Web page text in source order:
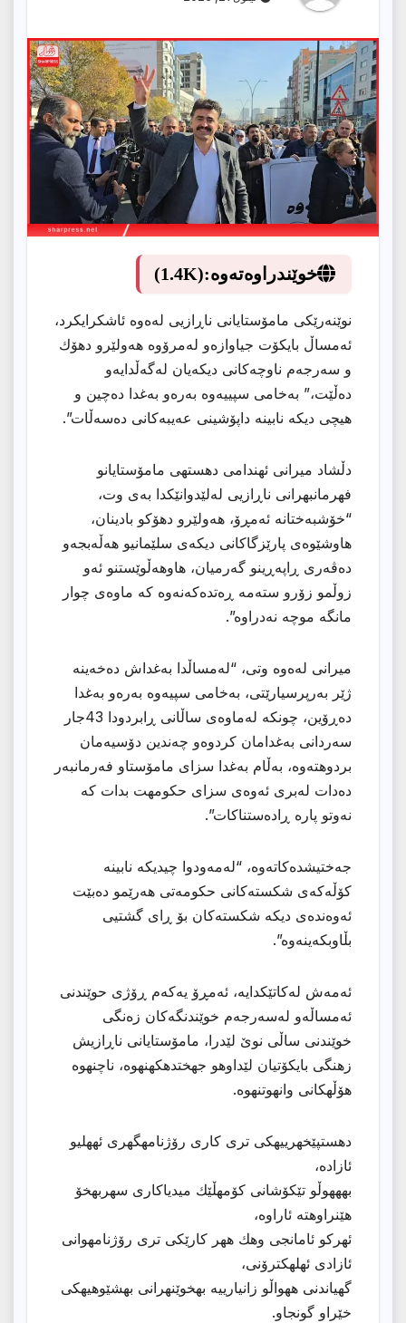
خوێندراوەتەوە:(1.4K)
نوێنەرێكی مامۆستایانی ناڕازیی لەەوە ئاشكرایكرد،
ئەمساڵ بایكۆت جیاوازەو لەمرۆوە هەولێرو دهۆك
و سەرجەم ناوچەكانی دیكەیان لەگەڵدایەو
دەڵێت،” بەخامی سپییەوە بەرەو بەغدا دەچین و
هیچی دیكە نابینە داپۆشینی عەیبەكانی دەسەڵات”.
دڵشاد میرانی ئهندامى دهستهى مامۆستایانو
فهرمانبهرانى ناڕازیی لەلێدوانێكدا بەی وت،
“خۆشبەختانە ئەمڕۆ، هەولێرو دهۆكو بادینان،
هاوشێوەی پارێزگاكانی دیكەی سلێمانیو هەڵەبجەو
دەڤەری ڕاپەڕینو گەرمیان، هاوهەڵوێستنو ئەو
زوڵمو زۆرو ستەمە ڕەتدەكەنەوە كە ماوەی چوار
مانگە موچە نەدراوە”.
میرانى لەەوە وتى، “لەمساڵدا بەغداش دەخەینە
ژێر بەرپرسیارێتی، بەخامی سپیەوە بەرەو بەغدا
دەڕۆین، چونكە لەماوەی ساڵانی ڕابردودا 43جار
سەردانی بەغدامان كردوەو چەندین دۆسیەمان
بردوهتەوە، بەڵام بەغدا سزای مامۆستاو فەرمانبەر
دەدات لەبری ئەوەی سزاى حكومهت بدات كه
نەوتو پارە ڕادەستناكات”.
جەختیشدەكاتەوە، “لەمەودوا چیدیكە نابینە
كۆڵەكەی شكستەكانی حكومەتی هەرێمو دەبێت
ئەوەندەی دیكە شكستەكان بۆ ڕای گشتیی
بڵاوبكەینەوە”.
ئەمەش لەكاتێكدایە، ئەمڕۆ یەكەم ڕۆژی حوێندنی
ئەمساڵەو لەسەرجەم خوێندنگەكان زەنگی
خوێندنی ساڵی نوێ لێدرا، مامۆستایانى ناڕازیش
زهنگى بایكۆتیان لێداوهو جهختدهكهنهوه، ناچنهوه
هۆڵهكانى وانهوتنهوه.
دهستپێخهرییهكی تری كاری رۆژنامهگهری ئههلیو
ئازاده،
بهههوڵو تێكۆشانی كۆمهڵێك میدیاكاری سهربهخۆ
هێنراوهته ئاراوه،
ئهركو ئامانجی وهك ههر كارێكی تری رۆژنامهوانی
ئازادی ئهلهكترۆنی،
گهیاندنی ههواڵو زانیارییه بهخوێنهرانی بهشێوهیهكی
خێراو گونجاو.